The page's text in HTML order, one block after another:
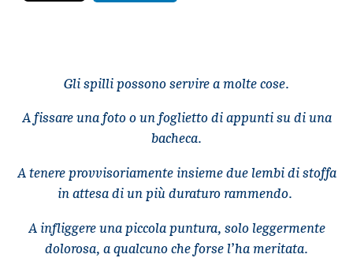
Gli spilli possono servire a molte cose.
A fissare una foto o un foglietto di appunti su di una
bacheca.
A tenere provvisoriamente insieme due lembi di stoffa
in attesa di un più duraturo rammendo.
A infliggere una piccola puntura, solo leggermente
dolorosa, a qualcuno che forse l’ha meritata.